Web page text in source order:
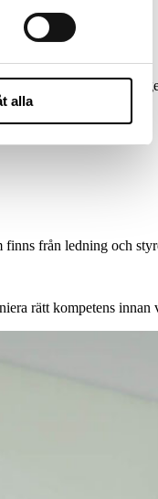
alla
Marketing här till
från ledning och
rätt kompetens innan